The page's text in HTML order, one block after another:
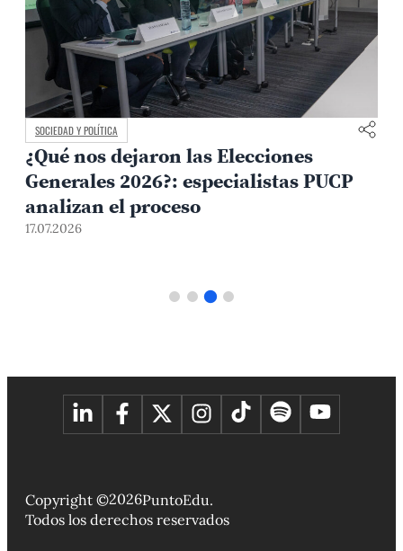
SOCIEDAD Y POLÍTICA
¿Qué nos dejaron las Elecciones
Generales 2026?: especialistas PUCP
analizan el proceso
17.07.2026
Copyright ©2026PuntoEdu.
Todos los derechos reservados